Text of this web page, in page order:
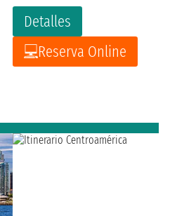
Detalles
Reserva Online